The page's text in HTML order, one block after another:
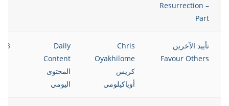
Resurrection –
Part
تأييد الآخرين
Favour Others
Chris
Oyakhilome
كريس
أوياكيلومي
Daily
Content
المحتوى
اليومي